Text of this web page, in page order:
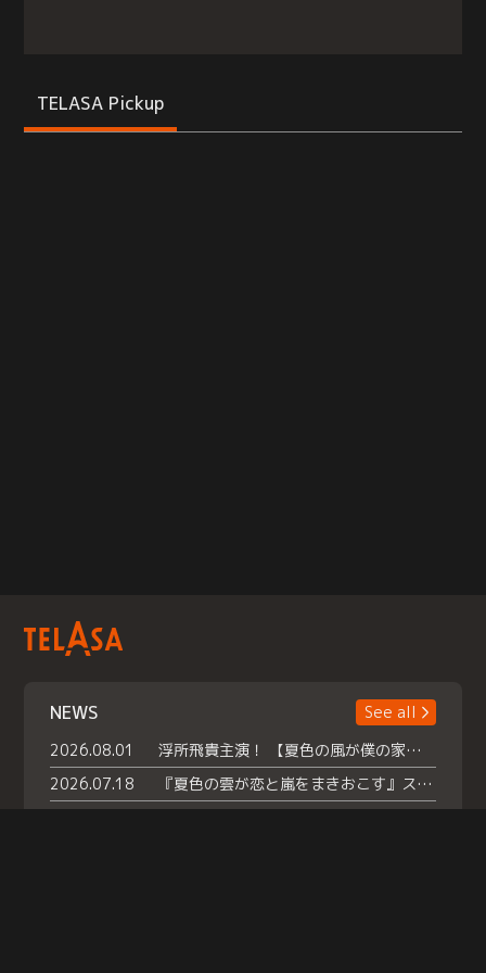
TELASA Pickup
NEWS
See all
2026.08.01
浮所飛貴主演！ 【夏色の風が僕の家にやってきた】 本日よりテラサで独占配信スタート！
2026.07.18
『夏色の雲が恋と嵐をまきおこす』スペシャルメイキング 【Part1】2026年７月18日（土）23時30分～配信スタート！話題のシーンの裏側を大公開！豪華キャスト大集合！ 『武宮家 真夏の家族会議』開催！